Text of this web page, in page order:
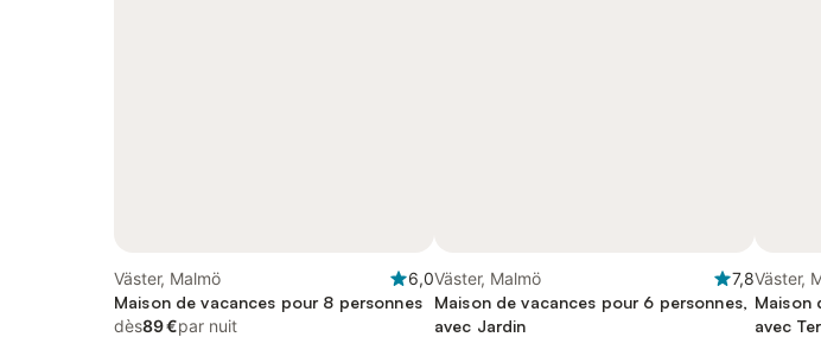
Väster, Malmö
6,0
Maison de vacances pour 8 personnes
dès89 €par nuit
Väster, Malmö
7,8
Maison de vacances pour 6 personnes,
avec Jardin
Väster,
Maison
avec